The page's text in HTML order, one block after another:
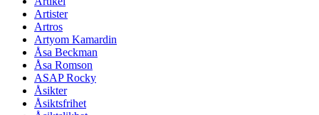
Artister
Artros
Artyom Kamardin
Åsa Beckman
Åsa Romson
ASAP Rocky
Åsikter
Åsiktsfrihet